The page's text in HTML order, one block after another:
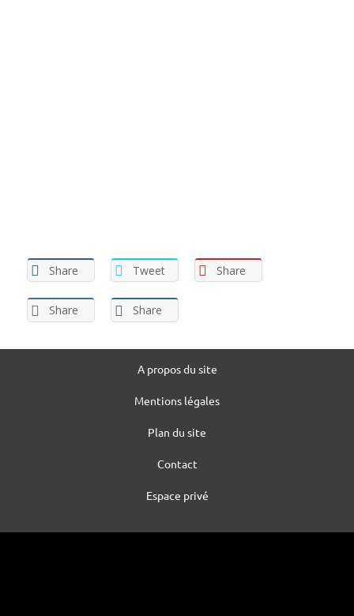
Share Tweet Share
Share Share
A propos du site
Mentions légales
Plan du site
Contact
Espace privé